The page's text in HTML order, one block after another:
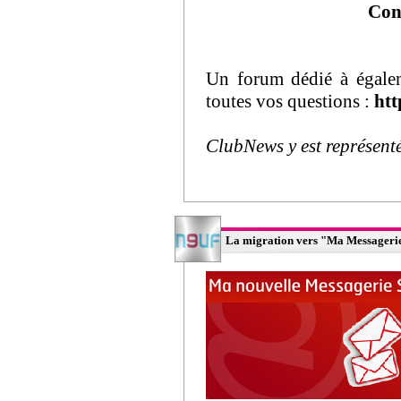
Un forum dédié à
toutes vos questions :
ClubNews y est
La migration vers "Ma